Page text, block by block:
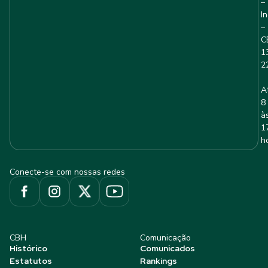
–
8
Conecte-se com nossas redes
CBH
Histórico
Estatutos
Comunicação
Comunicados
Rankings